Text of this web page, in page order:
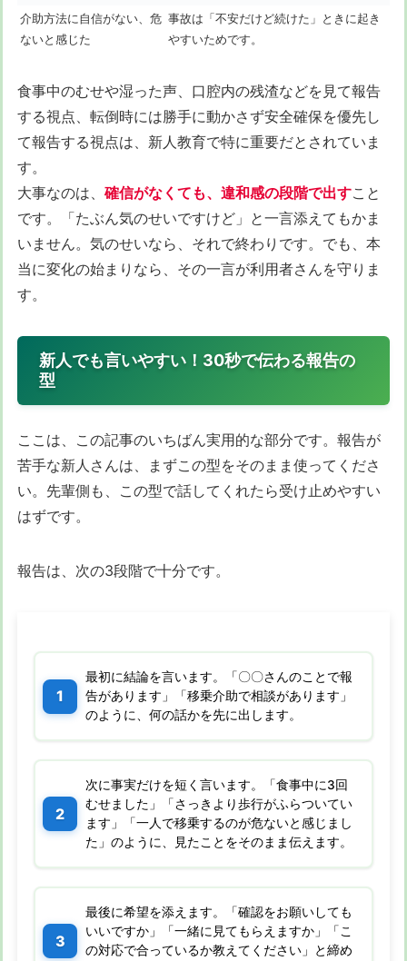
介助方法に自信がない、危
ないと感じた
事故は「不安だけど続けた」ときに起き
やすいためです。
食事中のむせや湿った声、口腔内の残渣などを見て報告
する視点、転倒時には勝手に動かさず安全確保を優先し
て報告する視点は、新人教育で特に重要だとされていま
す。
大事なのは、 確信がなくても、違和感の段階で出すこと
です。「たぶん気のせいですけど」と一言添えてもかま
いません。気のせいなら、それで終わりです。でも、本
当に変化の始まりなら、その一言が利用者さんを守りま
す。
新人でも言いやすい！30秒で伝わる報告の
型
ここは、この記事のいちばん実用的な部分です。報告が
苦手な新人さんは、まずこの型をそのまま使ってくださ
い。先輩側も、この型で話してくれたら受け止めやすい
はずです。
報告は、次の3段階で十分です。
最初に結論を言います。「〇〇さんのことで報
告があります」「移乗介助で相談があります」
のように、何の話かを先に出します。
次に事実だけを短く言います。「食事中に3回
むせました」「さっきより歩行がふらついてい
ます」「一人で移乗するのが危ないと感じまし
た」のように、見たことをそのまま伝えます。
最後に希望を添えます。「確認をお願いしても
いいですか」「一緒に見てもらえますか」「こ
の対応で合っているか教えてください」と締め